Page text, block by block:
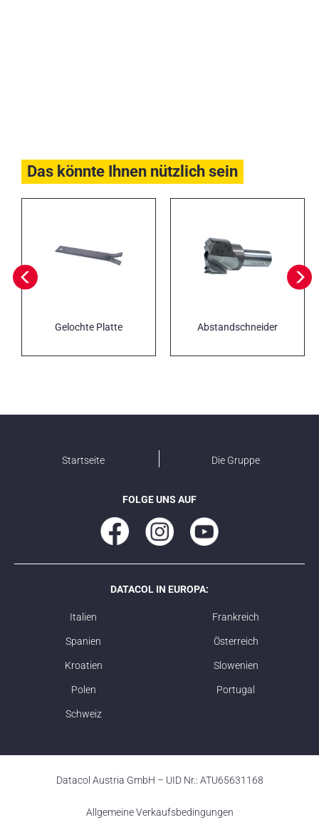
Das könnte Ihnen nützlich sein
Gelochte Platte Abstandschneider
Startseite Die Gruppe
FOLGE UNS AUF
DATACOL IN EUROPA:
Italien Frankreich
Spanien Österreich
Kroatien Slowenien
Polen Portugal
Schweiz
Datacol Austria GmbH – UID Nr.: ATU65631168
Allgemeine Verkaufsbedingungen